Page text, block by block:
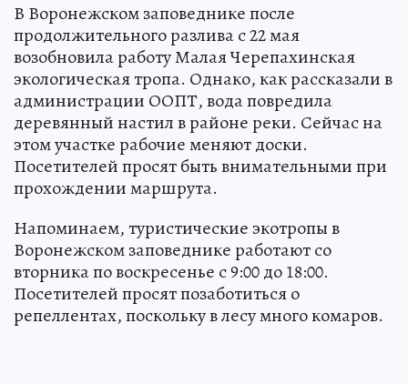
В Воронежском заповеднике после
продолжительного разлива с 22 мая
возобновила работу Малая Черепахинская
экологическая тропа. Однако, как рассказали в
администрации ООПТ, вода повредила
деревянный настил в районе реки. Сейчас на
этом участке рабочие меняют доски.
Посетителей просят быть внимательными при
прохождении маршрута.
Напоминаем, туристические экотропы в
Воронежском заповеднике работают со
вторника по воскресенье с 9:00 до 18:00.
Посетителей просят позаботиться о
репеллентах, поскольку в лесу много комаров.